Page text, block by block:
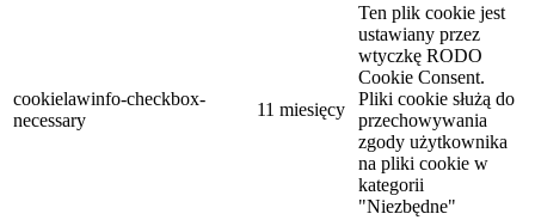
cookielawinfo-checkbox-
necessary
11 miesięcy
Ten plik cookie jest
ustawiany przez
wtyczkę RODO
Cookie Consent.
Pliki cookie służą do
przechowywania
zgody użytkownika
na pliki cookie w
kategorii
"Niezbędne"